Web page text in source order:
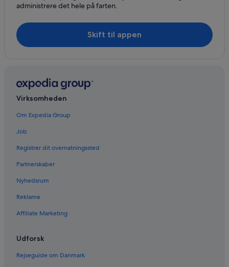
administrere det hele på farten.
Skift til appen
Virksomheden
Om Expedia Group
Job
Registrer dit overnatningssted
Partnerskaber
Nyhedsrum
Reklame
Affiliate Marketing
Udforsk
Rejseguide om Danmark